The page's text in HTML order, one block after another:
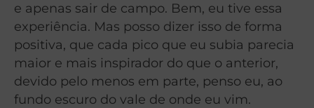
e apenas sair de campo. Bem, eu tive essa
experiência. Mas posso dizer isso de forma
positiva, que cada pico que eu subia parecia
maior e mais inspirador do que o anterior,
devido pelo menos em parte, penso eu, ao
fundo escuro do vale de onde eu vim.